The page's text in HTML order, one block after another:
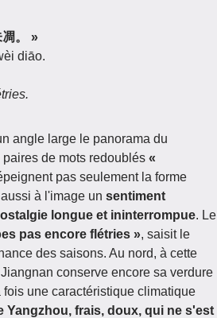
。 »
diāo.
angle large le panorama du
de mots redoublés «
pas seulement la forme
à l'image un sentiment
longue et ininterrompue. Le
pas encore flétries », saisit le
des saisons. Au nord, à cette
conserve encore sa verdure
fois une caractéristique climatique
Yangzhou, frais, doux, qui ne s'est